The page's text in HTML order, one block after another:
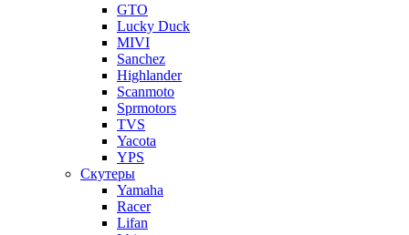
GTO
Lucky Duck
MIVI
Sanchez
Highlander
Scanmoto
Sprmotors
TVS
Yacota
YPS
Скутеры
Yamaha
Racer
Lifan